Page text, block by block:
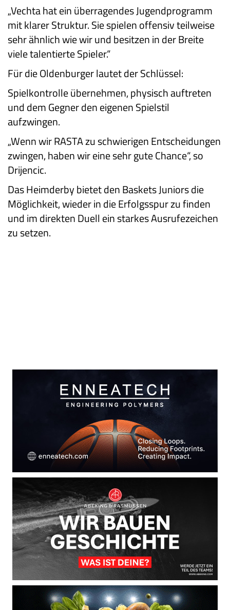
„Vechta hat ein überragendes Jugendprogramm
mit klarer Struktur. Sie spielen offensiv teilweise
sehr ähnlich wie wir und besitzen in der Breite
viele talentierte Spieler.“
Für die Oldenburger lautet der Schlüssel:
Spielkontrolle übernehmen, physisch auftreten
und dem Gegner den eigenen Spielstil
aufzwingen.
„Wenn wir RASTA zu schwierigen Entscheidungen
zwingen, haben wir eine sehr gute Chance“, so
Drijencic.
Das Heimderby bietet den Baskets Juniors die
Möglichkeit, wieder in die Erfolgsspur zu finden
und im direkten Duell ein starkes Ausrufezeichen
zu setzen.